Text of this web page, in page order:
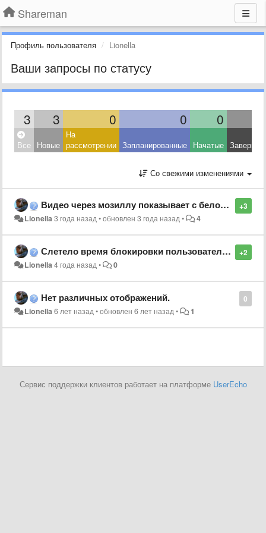
Shareman
Профиль пользователя Lionella
Ваши запросы по статусу
3 3 0 0 0
Все Новые
На
рассмотрении Запланированные Начатые
Со свежими изменениями
+3
Видео через мозиллу показывает с белой рамкой вокруг видео.
Lionella3 года назад•обновлен3 года назад• 4
+2
Слетело время блокировки пользователей для модераторов чата.
Lionella4 года назад• 0
0
Нет различных отображений.
Lionella6 лет назад•обновлен6 лет назад• 1
Сервис поддержки клиентов работает на платформе UserEcho